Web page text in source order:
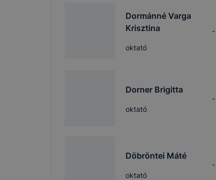
Dormánné Varga
Krisztina
oktató
-
Dorner Brigitta
oktató
-
Döbröntei Máté
oktató
-